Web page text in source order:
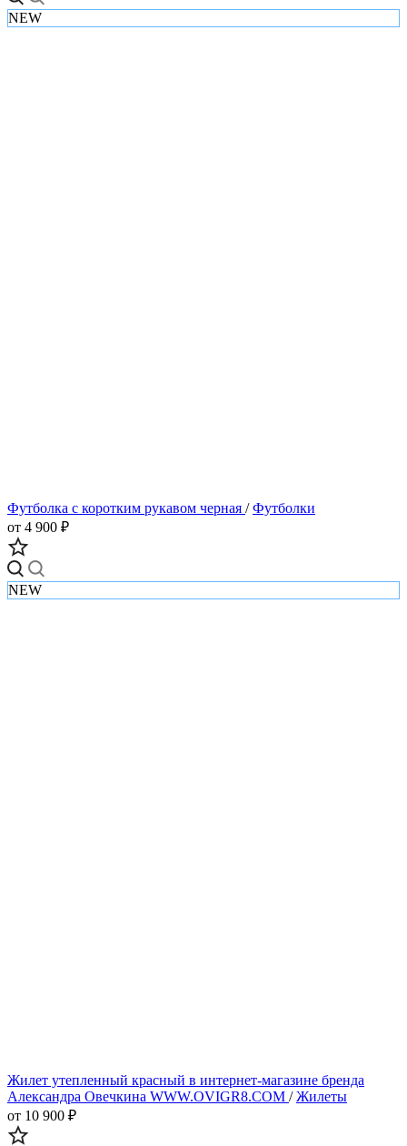
NEW
Футболка с коротким рукавом черная / Футболки
от 4 900 ₽
NEW
Жилет утепленный красный в интернет-магазине бренда
Александра Овечкина WWW.OVIGR8.COM / Жилеты
от 10 900 ₽